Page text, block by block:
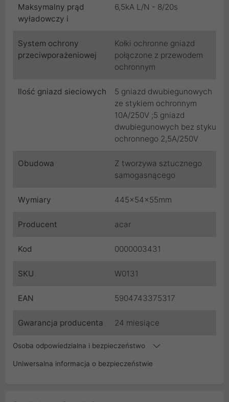
Maksymalny prąd
wyładowczy i
6,5kA L/N - 8/20s
System ochrony
przeciwporażeniowej
Kołki ochronne gniazd
połączone z przewodem
ochronnym
Ilość gniazd sieciowych
5 gniazd dwubiegunowych
ze stykiem ochronnym
10A/250V ;5 gniazd
dwubiegunowych bez styku
ochronnego 2,5A/250V
Obudowa
Z tworzywa sztucznego
samogasnącego
Wymiary 445x54x55mm
Producent acar
Kod 0000003431
SKU W0131
EAN 5904743375317
Gwarancja producenta 24 miesiące
Osoba odpowiedzialna i bezpieczeństwo
Uniwersalna informacja o bezpieczeństwie